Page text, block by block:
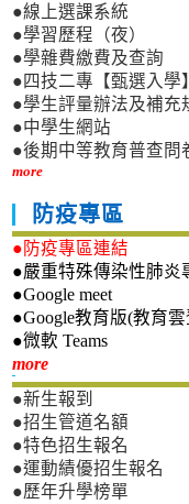
●線上選課系統
●學習歷程（夜）
●學雜費繳費及查詢
●四技二專【甄選入學
●學生評量辦法及補充
●中學生網站
●後期中等教育普查問
more
防疫專區
●防疫專區連結
●嚴重特殊傳染性肺炎
●Google meet
●Google教育版(教育
●微軟 Teams
more新生專區
●新生報到
●招生管道名額
●特色招生報名
●運動績優招生報名
●歷年升學榜單